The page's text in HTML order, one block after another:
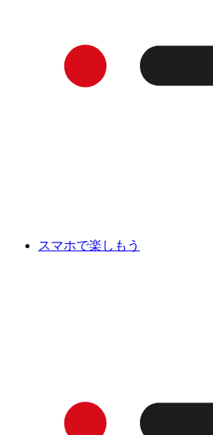
スマホで楽しもう